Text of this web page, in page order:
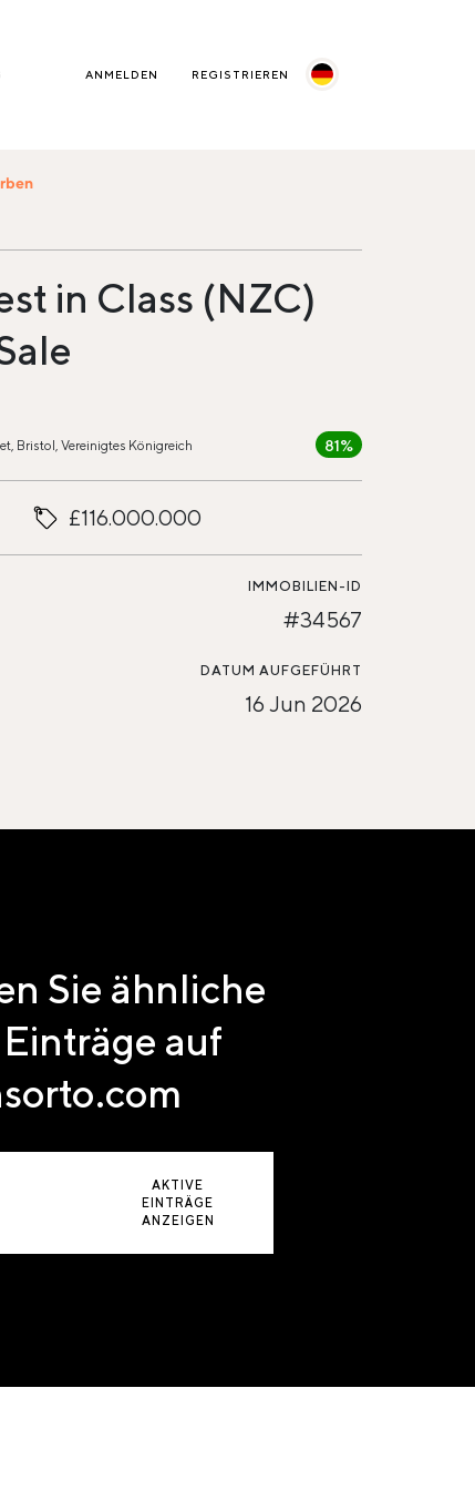
ANMELDEN REGISTRIEREN
in Class (NZC)
Bristol, Vereinigtes Königreich 81%
£116.000.000
IMMOBILIEN-ID
#34567
DATUM AUFGEFÜHRT
16 Jun 2026
Sie ähnliche
auf
AKTIVE
EINTRÄGE
ANZEIGEN